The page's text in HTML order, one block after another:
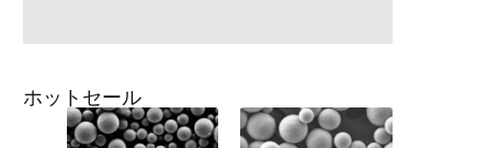
ホットセール